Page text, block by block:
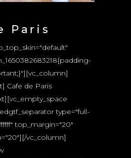
Paris
Cafe de Paris
type="full-
top_margin="20"
vc_column]